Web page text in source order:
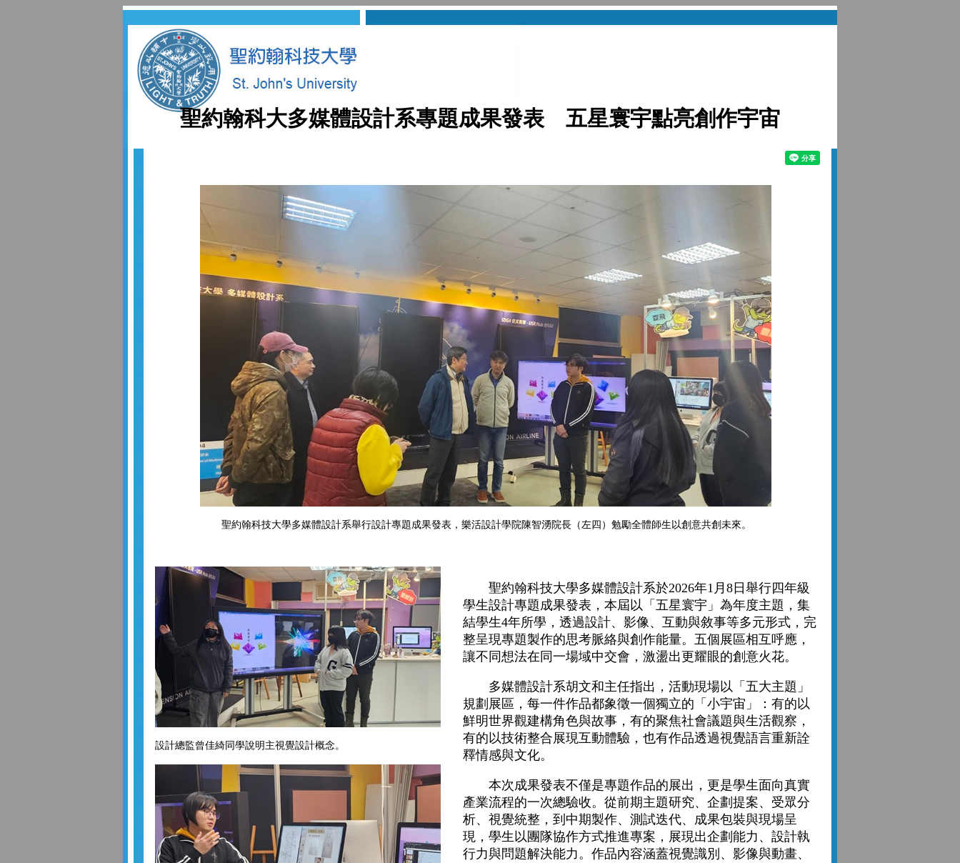
聖約翰科大多媒體設計系專題成果發表 五星寰宇點亮創作宇宙
聖約翰科技大學多媒體設計系舉行設計專題成果發表，樂活設計學院陳智湧院長（左四）勉勵全體師生以創意共創未來。
設計總監曾佳綺同學說明主視覺設計概念。
聖約翰科技大學多媒體設計系於2026年1月8日舉行四年級
學生設計專題成果發表，本屆以「五星寰宇」為年度主題，集
結學生4年所學，透過設計、影像、互動與敘事等多元形式，完
整呈現專題製作的思考脈絡與創作能量。五個展區相互呼應，
讓不同想法在同一場域中交會，激盪出更耀眼的創意火花。
多媒體設計系胡文和主任指出，活動現場以「五大主題」
規劃展區，每一件作品都象徵一個獨立的「小宇宙」：有的以
鮮明世界觀建構角色與故事，有的聚焦社會議題與生活觀察，
有的以技術整合展現互動體驗，也有作品透過視覺語言重新詮
釋情感與文化。
本次成果發表不僅是專題作品的展出，更是學生面向真實
產業流程的一次總驗收。從前期主題研究、企劃提案、受眾分
析、視覺統整，到中期製作、測試迭代、成果包裝與現場呈
現，學生以團隊協作方式推進專案，展現出企劃能力、設計執
行力與問題解決能力。作品內容涵蓋視覺識別、影像與動畫、